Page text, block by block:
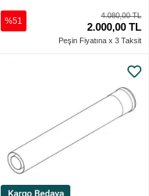
4.080,00 TL
2.000,00 TL
%51
Peşin Fiyatına x 3 Taksit